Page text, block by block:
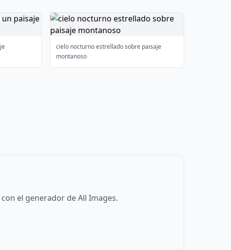
cielo nocturno estrellado sobre paisaje
montanoso
el generador de All Images.